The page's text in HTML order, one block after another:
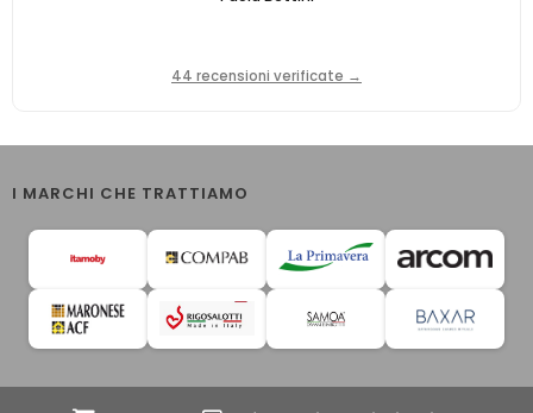
44 recensioni verificate →
I MARCHI CHE TRATTIAMO